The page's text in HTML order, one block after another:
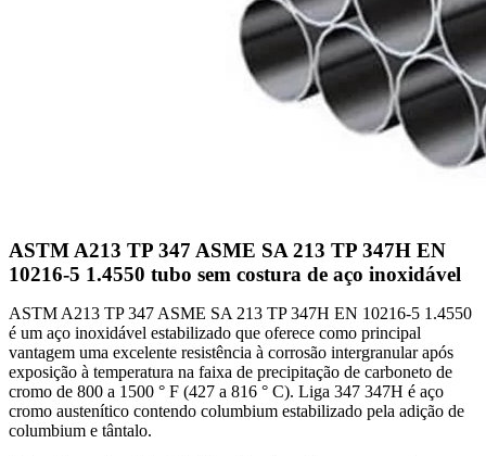
ASTM A213 TP 347 ASME SA 213 TP 347H EN
10216-5 1.4550 tubo sem costura de aço inoxidável
ASTM A213 TP 347 ASME SA 213 TP 347H EN 10216-5 1.4550
é um aço inoxidável estabilizado que oferece como principal
vantagem uma excelente resistência à corrosão intergranular após
exposição à temperatura na faixa de precipitação de carboneto de
cromo de 800 a 1500 ° F (427 a 816 ° C). Liga 347 347H é aço
cromo austenítico contendo columbium estabilizado pela adição de
columbium e tântalo.